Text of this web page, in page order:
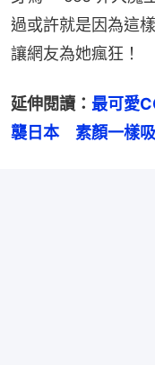
過或許就是因為這
讓網友為她瘋狂！
延伸閱讀： 最可愛
襲日本　素顏一樣